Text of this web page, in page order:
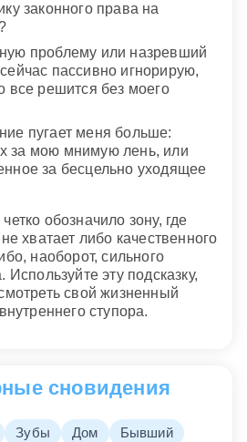
законного права на
проблему или назревший
пассивно игнорирую,
все решится без моего
пугает меня больше:
за мою мнимую лень, или
за бесцельно уходящее
обозначило зону, где
хватает либо качественного
наоборот, сильного
эту подсказку,
свой жизненный
ступора.
сновидения
Зубы Дом
Бывший